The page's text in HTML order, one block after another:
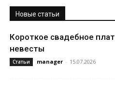
Новые статьи
Короткое свадебное
невесты
Статьи manager - 15.07.2026